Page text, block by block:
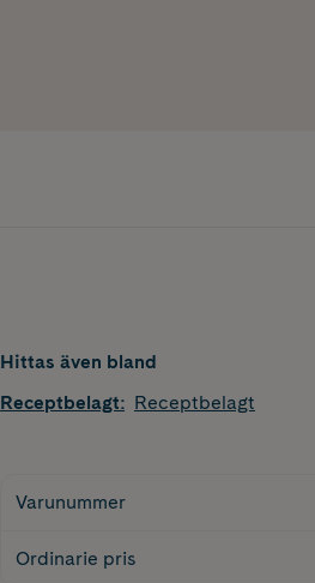
Hittas även bland
Receptbelagt: Receptbelagt
Varunummer
Ordinarie pris